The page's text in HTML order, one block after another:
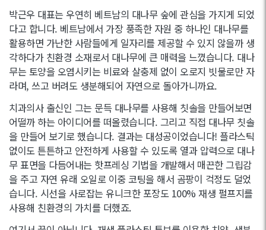
박근우 대표는 우연히 베트남의 대나무 숲에 관심을 가지게 되었
다고 합니다. 베트남에서 가장 풍족한 자원 중 하나인 대나무를
활용하면 가난한 사람들에게 일자리를 제공할 수 있지 않을까 생
각하다가 친환경 소재로서 대나무에 큰 매력을 느꼈습니다. 대나
무는 토양을 오염시키는 비료와 살충제 없이 오로지 빗물로만 자
라며, 쓰고 버려도 생분해되어 자연으로 돌아가니까요.
치과의사 출신인 그는 문득 대나무를 사용해 칫솔을 만들어보면
어떨까 하는 아이디어를 떠올렸습니다. 그리고 직접 대나무 칫솔
을 만들어 보기로 했습니다. 결과는 대성공이었습니다! 플라스틱
없이도 튼튼하고 안전하게 사용할 수 있도록 열과 압력으로 대나
무 표면을 다듬어내는 핫프레싱 기법을 개발해서 매끈한 그립감
을 주고 자연 유래 오일로 이중 코팅을 해서 곰팡이 걱정도 덜었
습니다. 시선을 사로잡는 유니크한 포장도 100% 재생 펄프지를
사용해 친환경의 가치를 더했죠.